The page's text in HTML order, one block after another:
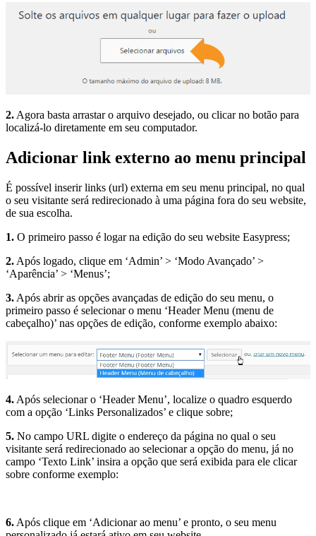
2. Agora basta arrastar o arquivo desejado, ou clicar no botão para
localizá-lo diretamente em seu computador.
Adicionar link externo ao menu principal
É possível inserir links (url) externa em seu menu principal, no qual
o seu visitante será redirecionado à uma página fora do seu website,
de sua escolha.
1. O primeiro passo é logar na edição do seu website Easypress;
2. Após logado, clique em ‘Admin’ > ‘Modo Avançado’ >
‘Aparência’ > ‘Menus’;
3. Após abrir as opções avançadas de edição do seu menu, o
primeiro passo é selecionar o menu ‘Header Menu (menu de
cabeçalho)’ nas opções de edição, conforme exemplo abaixo:
4. Após selecionar o ‘Header Menu’, localize o quadro esquerdo
com a opção ‘Links Personalizados’ e clique sobre;
5. No campo URL digite o endereço da página no qual o seu
visitante será redirecionado ao selecionar a opção do menu, já no
campo ‘Texto Link’ insira a opção que será exibida para ele clicar
sobre conforme exemplo:
6. Após clique em ‘Adicionar ao menu’ e pronto, o seu menu